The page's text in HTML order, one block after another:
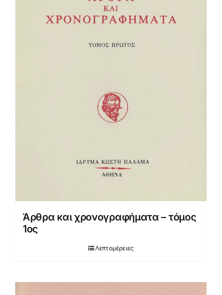
Άρθρα και χρονογραφήματα – τόμος
1ος
Λεπτομέρειες